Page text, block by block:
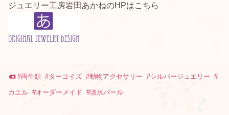
ジュエリー工房岩田あかねのHPはこちら
#両生類 #ターコイズ #動物アクセサリー #シルバージュエリー #
カエル #オーダーメイド #淡水パール